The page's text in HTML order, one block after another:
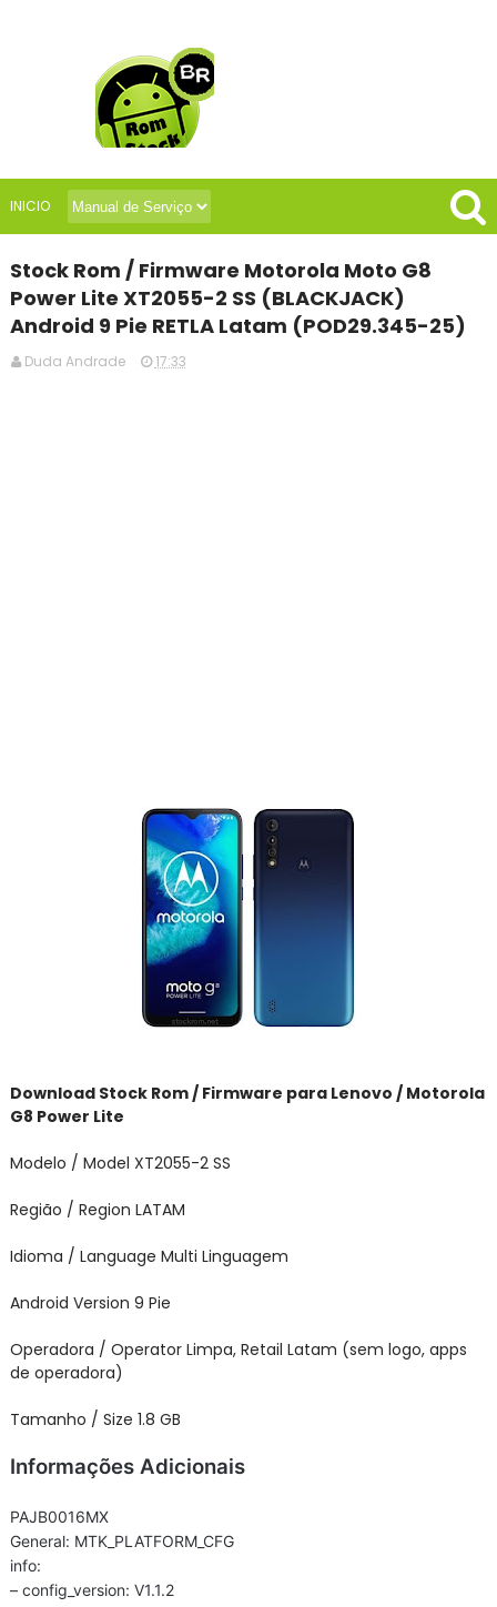
INICIO
Stock Rom / Firmware Motorola Moto G8
Power Lite XT2055-2 SS (BLACKJACK)
Android 9 Pie RETLA Latam (POD29.345-25)
Duda Andrade 17:33
Download Stock Rom / Firmware para Lenovo / Motorola
G8 Power Lite
Modelo / Model XT2055-2 SS
Região / Region LATAM
Idioma / Language Multi Linguagem
Android Version 9 Pie
Operadora / Operator Limpa, Retail Latam (sem logo, apps
de operadora)
Tamanho / Size 1.8 GB
Informações Adicionais
PAJB0016MX
General: MTK_PLATFORM_CFG
info:
– config_version: V1.1.2